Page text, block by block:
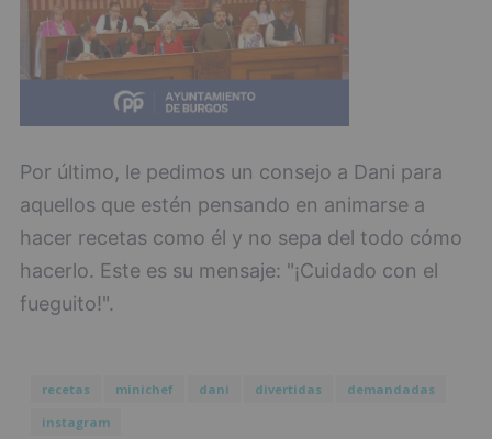
Por último, le pedimos un consejo a Dani para
aquellos que estén pensando en animarse a
hacer recetas como él y no sepa del todo cómo
hacerlo. Este es su mensaje: "¡Cuidado con el
fueguito!".
recetas minichef dani divertidas
demandadas
instagram